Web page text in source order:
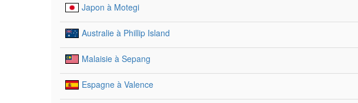
Japon à Motegi
Australie à Phillip Island
Malaisie à Sepang
Espagne à Valence